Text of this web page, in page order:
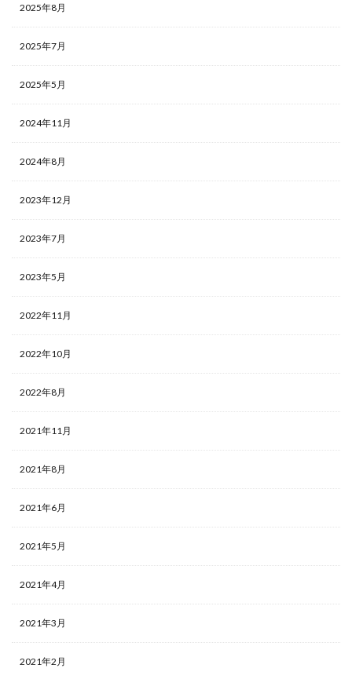
2025年8月
2025年7月
2025年5月
2024年11月
2024年8月
2023年12月
2023年7月
2023年5月
2022年11月
2022年10月
2022年8月
2021年11月
2021年8月
2021年6月
2021年5月
2021年4月
2021年3月
2021年2月